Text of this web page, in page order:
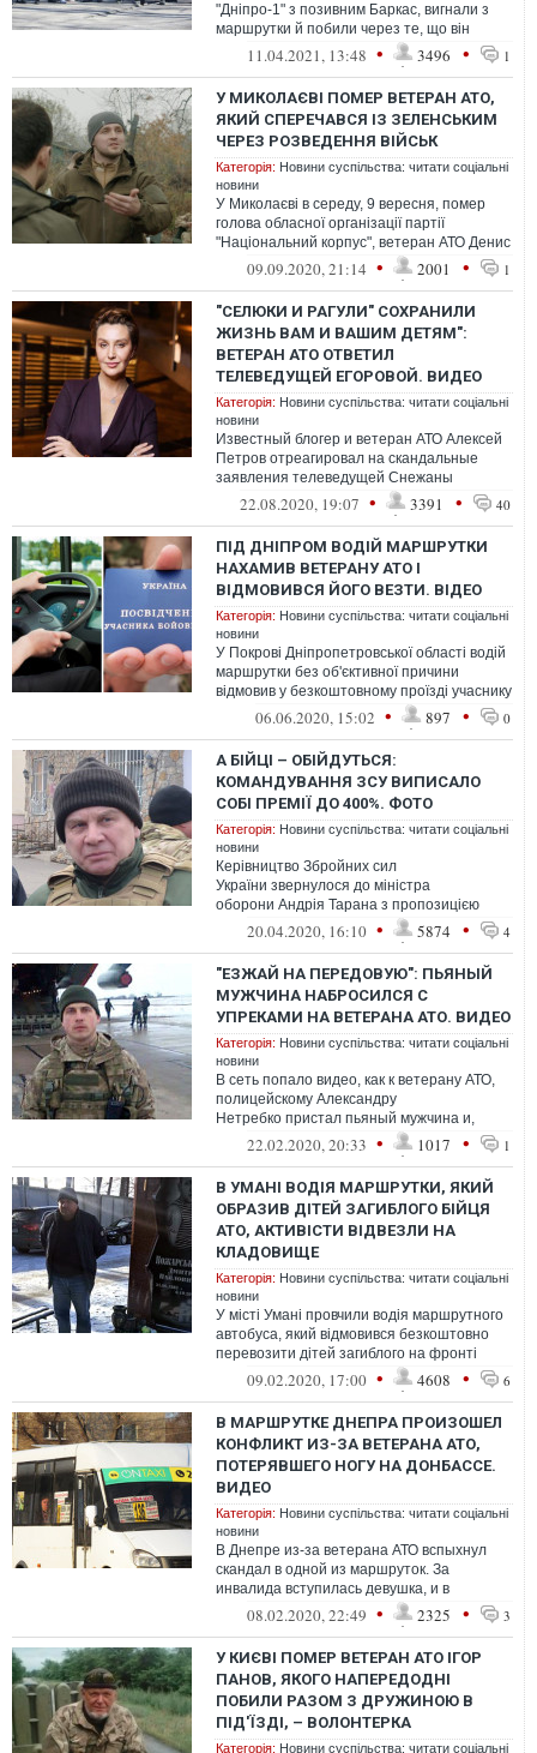
"Дніпро-1" з позивним Баркас, вигнали з
маршрутки й побили через те, що він
нібито хотів скористатися правом п...
11.04.2021, 13:48 • 3496 • 1
У МИКОЛАЄВІ ПОМЕР ВЕТЕРАН АТО,
ЯКИЙ СПЕРЕЧАВСЯ ІЗ ЗЕЛЕНСЬКИМ
ЧЕРЕЗ РОЗВЕДЕННЯ ВІЙСЬК
Категорія: Новини суспільства: читати соціальні
новини
У Миколаєві в середу, 9 вересня, помер
голова обласної організації партії
"Національний корпус", ветеран АТО Денис
Янтар.09.09.2020, 21:14 • 2001 • 1
"СЕЛЮКИ И РАГУЛИ" СОХРАНИЛИ
ЖИЗНЬ ВАМ И ВАШИМ ДЕТЯМ":
ВЕТЕРАН АТО ОТВЕТИЛ
ТЕЛЕВЕДУЩЕЙ ЕГОРОВОЙ. ВИДЕО
Категорія: Новини суспільства: читати соціальні
новини
Известный блогер и ветеран АТО Алексей
Петров отреагировал на скандальные
заявления телеведущей Снежаны
Егоровой об украинских бойцах, воюющих
22.08.2020, 19:07 • 3391 • 40
ПІД ДНІПРОМ ВОДІЙ МАРШРУТКИ
НАХАМИВ ВЕТЕРАНУ АТО І
ВІДМОВИВСЯ ЙОГО ВЕЗТИ. ВІДЕО
Категорія: Новини суспільства: читати соціальні
новини
У Покрові Дніпропетровської області водій
маршрутки без об'єктивної причини
відмовив у безкоштовному проїзді учаснику
бойових дій при наявності пільги...
06.06.2020, 15:02 • 897 • 0
А БІЙЦІ – ОБІЙДУТЬСЯ:
КОМАНДУВАННЯ ЗСУ ВИПИСАЛО
СОБІ ПРЕМІЇ ДО 400%. ФОТО
Категорія: Новини суспільства: читати соціальні
новини
Керівництво Збройних сил
України звернулося до міністра
оборони Андрія Тарана з пропозицією
надати їм премії в розмірі від 10% до 400%
20.04.2020, 16:10 • 5874 • 4
"ЕЗЖАЙ НА ПЕРЕДОВУЮ": ПЬЯНЫЙ
МУЖЧИНА НАБРОСИЛСЯ С
УПРЕКАМИ НА ВЕТЕРАНА АТО. ВИДЕО
Категорія: Новини суспільства: читати соціальні
новини
В сеть попало видео, как к ветерану АТО,
полицейскому Александру
Нетребко пристал пьяный мужчина и,
используя нецензурную лексику, призывал
22.02.2020, 20:33 • 1017 • 1
В УМАНІ ВОДІЯ МАРШРУТКИ, ЯКИЙ
ОБРАЗИВ ДІТЕЙ ЗАГИБЛОГО БІЙЦЯ
АТО, АКТИВІСТИ ВІДВЕЗЛИ НА
КЛАДОВИЩЕ
Категорія: Новини суспільства: читати соціальні
новини
У місті Умані провчили водія маршрутного
автобуса, який відмовився безкоштовно
перевозити дітей загиблого на фронті
учасника бойових дій Дмитра Пожарс...
09.02.2020, 17:00 • 4608 • 6
В МАРШРУТКЕ ДНЕПРА ПРОИЗОШЕЛ
КОНФЛИКТ ИЗ-ЗА ВЕТЕРАНА АТО,
ПОТЕРЯВШЕГО НОГУ НА ДОНБАССЕ.
ВИДЕО
Категорія: Новини суспільства: читати соціальні
новини
В Днепре из-за ветерана АТО вспыхнул
скандал в одной из маршруток. За
инвалида вступилась девушка, и в
маршрутке начался конфликт.
08.02.2020, 22:49 • 2325 • 3
У КИЄВІ ПОМЕР ВЕТЕРАН АТО ІГОР
ПАНОВ, ЯКОГО НАПЕРЕДОДНІ
ПОБИЛИ РАЗОМ З ДРУЖИНОЮ В
ПІД'ЇЗДІ, – ВОЛОНТЕРКА
Категорія: Новини суспільства: читати соціальні